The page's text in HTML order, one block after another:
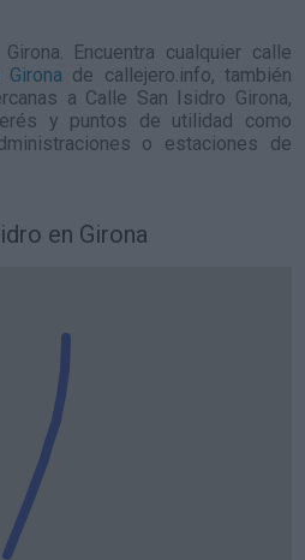
Encuentra cualquier calle
de callejero.info, también
a Calle San Isidro Girona,
y puntos de utilidad como
o estaciones de
en Girona